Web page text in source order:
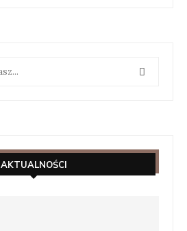
AKTUALNOŚCI